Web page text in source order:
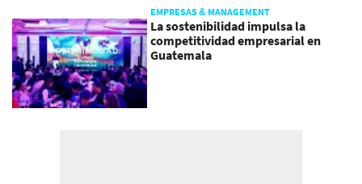
EMPRESAS & MANAGEMENT
La sostenibilidad impulsa la
competitividad empresarial en
Guatemala